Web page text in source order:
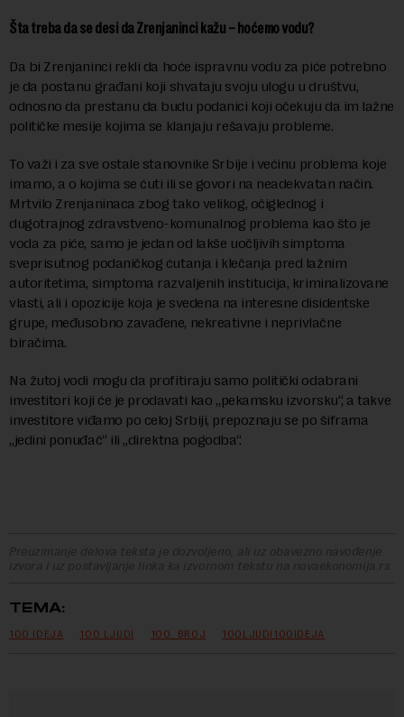
Šta treba da se desi da Zrenjaninci kažu – hoćemo vodu?
Da bi Zrenjaninci rekli da hoće ispravnu vodu za piće potrebno
je da postanu građani koji shvataju svoju ulogu u društvu,
odnosno da prestanu da budu podanici koji očekuju da im lažne
političke mesije kojima se klanjaju rešavaju probleme.
To važi i za sve ostale stanovnike Srbije i većinu problema koje
imamo, a o kojima se ćuti ili se govori na neadekvatan način.
Mrtvilo Zrenjaninaca zbog tako velikog, očiglednog i
dugotrajnog zdravstveno-komunalnog problema kao što je
voda za piće, samo je jedan od lakše uočljivih simptoma
sveprisutnog podaničkog ćutanja i klečanja pred lažnim
autoritetima, simptoma razvaljenih institucija, kriminalizovane
vlasti, ali i opozicije koja je svedena na interesne disidentske
grupe, međusobno zavađene, nekreativne i neprivlačne
biračima.
Na žutoj vodi mogu da profitiraju samo politički odabrani
investitori koji će je prodavati kao „pekamsku izvorsku“, a takve
investitore viđamo po celoj Srbiji, prepoznaju se po šiframa
„jedini ponuđač“ ili „direktna pogodba“.
Preuzimanje delova teksta je dozvoljeno, ali uz obavezno navođenje
izvora i uz postavljanje linka ka izvornom tekstu na novaekonomija.rs
TEMA:
100 IDEJA 100 LJUDI 100. BROJ 100LJUDI100IDEJA